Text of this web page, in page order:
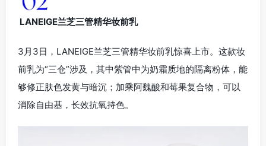
LANEIGE兰芝三管精华妆前乳
3月3日，LANEIGE兰芝三管精华妆前乳惊喜上市。这款妆
前乳为“三仓”涉及，其中紫管中为奶霜质地的隔离粉体，能
够修正肤色发黄与暗沉；加乘阿魏酸和莓果复合物，可以
消除自由基，长效抗氧持色。